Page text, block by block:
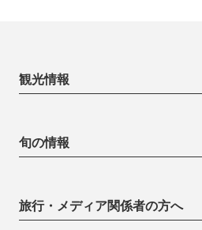
観光情報
旬の情報
旅行・メディア関係者の方へ